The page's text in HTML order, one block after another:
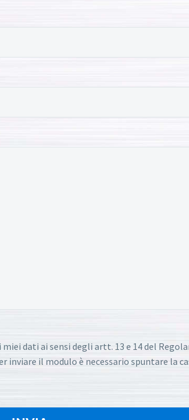
dati ai sensi degli artt. 13 e 14 del
inviare il modulo è necessario spuntare la